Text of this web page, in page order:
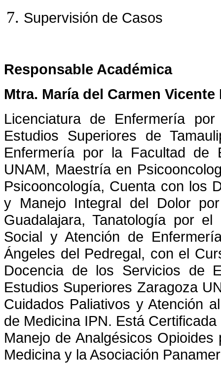
Supervisión de Casos
Responsable Académica
Mtra. María del Carmen Vicente
Licenciatura de Enfermería
Estudios Superiores de
Enfermería por la Facultad de
UNAM, Maestría en
Psicooncología, Cuenta con los
y Manejo Integral del Dolor
Guadalajara, Tanatología por
Social y Atención de
Ángeles del Pedregal, con el
Docencia de los Servicios de
Estudios Superiores Zaragoza
Cuidados Paliativos y Atención
de Medicina IPN. Está
Manejo de Analgésicos
Medicina y la Asociación